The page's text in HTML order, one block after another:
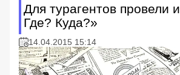
Для турагентов провели
Где? Куда?»
14.04.2015 15:14